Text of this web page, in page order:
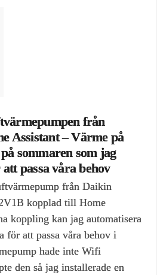
från
Assistant – Värme på
sommaren som jag
passa våra behov
från Daikin
kopplad till Home
koppling kan jag automatisera
för att passa våra behov i
hade inte Wifi
den så jag installerade en